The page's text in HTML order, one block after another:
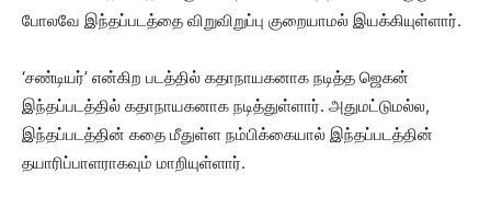
போலவே இந்தப்படத்தை விறுவிறுப்பு குறையாமல் இயக்கியுள்ளார்.
‘சண்டியர்’ என்கிற படத்தில் கதாநாயகனாக நடித்த ஜெகன்
இந்தப்படத்தில் கதாநாயகனாக நடித்துள்ளார். அதுமட்டுமல்ல,
இந்தப்படத்தின் கதை மீதுள்ள நம்பிக்கையால் இந்தப்படத்தின்
தயாரிப்பாளராகவும் மாறியுள்ளார்.